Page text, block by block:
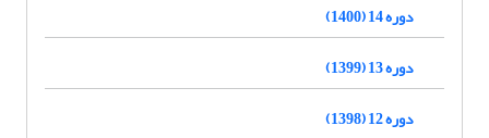
دوره 14 (1400)
دوره 13 (1399)
دوره 12 (1398)